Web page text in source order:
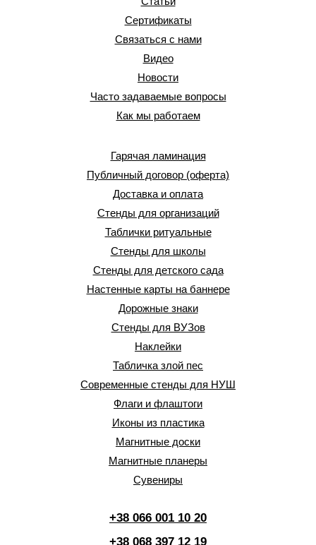
Сертификаты
Связаться с нами
Видео
Новости
Часто задаваемые вопросы
Как мы работаем
Гарячая ламинация
Публичный договор (оферта)
Доставка и оплата
Стенды для организаций
Таблички ритуальные
Стенды для школы
Стенды для детского сада
Настенные карты на баннере
Дорожные знаки
Стенды для ВУЗов
Наклейки
Табличка злой пес
Современные стенды для НУШ
Флаги и флаштоги
Иконы из пластика
Магнитные доски
Магнитные планеры
Сувениры
+38 066 001 10 20
+38 068 397 12 19